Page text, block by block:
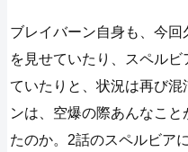
ブレイバーン自身も、今
を見せていたり、スペル
ていたりと、状況は再び
ンは、空爆の際あんなこ
たのか。2話のスペルビア